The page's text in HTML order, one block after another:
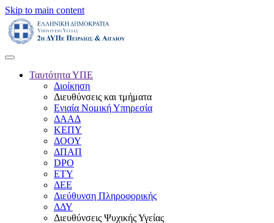
Skip to main content
Ταυτότητα ΥΠΕ
Διοίκηση
Διευθύνσεις και τμήματα
Ενιαία Νομική Υπηρεσία
ΔΑΑΔ
ΚΕΠΥ
ΔΟΟΥ
ΔΠΑΠ
DPO
ΕΤΥ
ΔΕΕ
Διεύθυνση Πληροφορικής
ΔΔΥ
Διευθύνσεις Ψυχικής Υγείας